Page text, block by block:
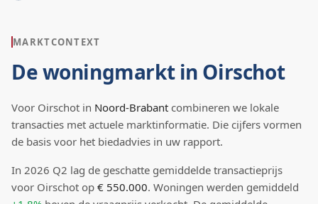
MARKTCONTEXT
De woningmarkt in Oirschot
Voor Oirschot in Noord-Brabant combineren we lokale
transacties met actuele marktinformatie. Die cijfers vormen
de basis voor het biedadvies in uw rapport.
In 2026 Q2 lag de geschatte gemiddelde transactieprijs
voor Oirschot op € 550.000. Woningen werden gemiddeld